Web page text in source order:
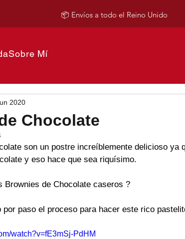
📦 Envíos a todo el Reino Unido
Sobre Mí
Chocolate
2020
son un postre increíblemente delicioso ya
y eso hace que sea riquísimo.
Brownies de Chocolate caseros ?
por paso el proceso para hacer este rico
watch?v=fE3mSj-PdHM